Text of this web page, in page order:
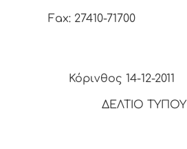
Fax: 27410-71700
Κόρινθος 14-12-2011
ΔΕΛΤΙΟ ΤΥΠΟΥ